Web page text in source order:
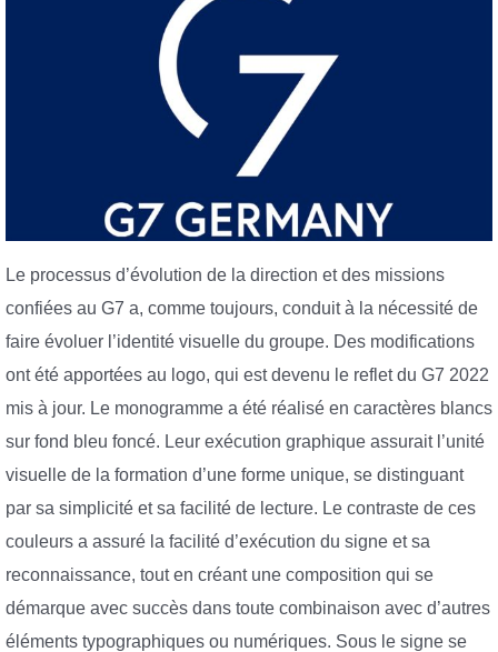
Le processus d’évolution de la direction et des missions
confiées au G7 a, comme toujours, conduit à la nécessité de
faire évoluer l’identité visuelle du groupe. Des modifications
ont été apportées au logo, qui est devenu le reflet du G7 2022
mis à jour. Le monogramme a été réalisé en caractères blancs
sur fond bleu foncé. Leur exécution graphique assurait l’unité
visuelle de la formation d’une forme unique, se distinguant
par sa simplicité et sa facilité de lecture. Le contraste de ces
couleurs a assuré la facilité d’exécution du signe et sa
reconnaissance, tout en créant une composition qui se
démarque avec succès dans toute combinaison avec d’autres
éléments typographiques ou numériques. Sous le signe se